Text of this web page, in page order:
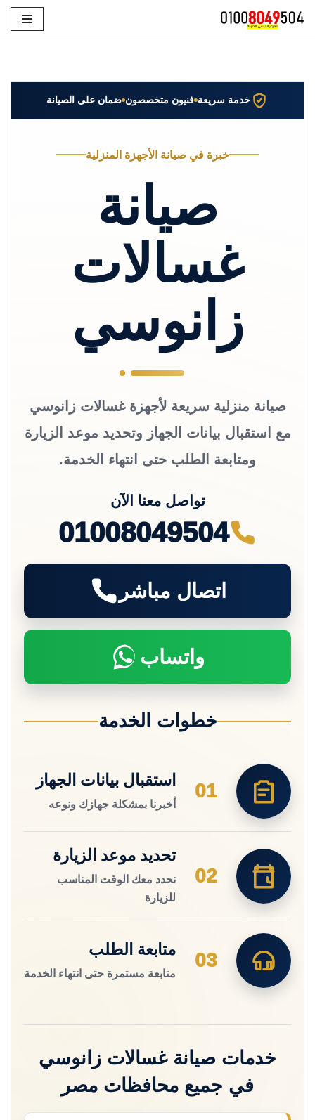
خدمة سريعة فنيون متخصصون ضمان على الصيانة
خبرة في صيانة الأجهزة المنزلية
صيانة
غسالات
زانوسي
صيانة منزلية سريعة لأجهزة غسالات زانوسي
مع استقبال بيانات الجهاز وتحديد موعد الزيارة
ومتابعة الطلب حتى انتهاء الخدمة.
تواصل معنا الآن
01008049504
اتصال مباشر
واتساب
خطوات الخدمة
01
استقبال بيانات الجهاز
أخبرنا بمشكلة جهازك ونوعه
02
تحديد موعد الزيارة
نحدد معك الوقت المناسب
للزيارة
03
متابعة الطلب
متابعة مستمرة حتى انتهاء الخدمة
خدمات صيانة غسالات زانوسي
في جميع محافظات مصر